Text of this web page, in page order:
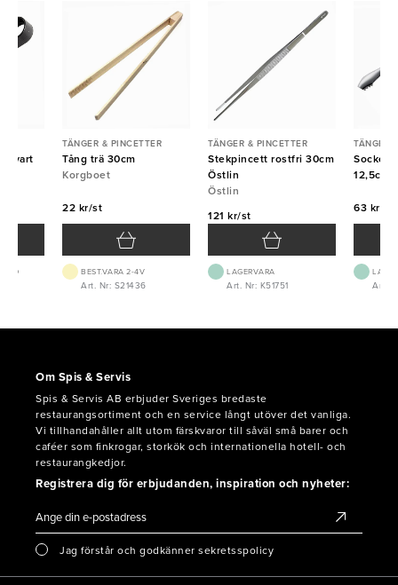
svart
1-2D
TÄNGER & PINCETTER
Tång trä 30cm
Korgboet
22 kr/st
BEST.VARA 2-4V
Art. Nr: S21436
TÄNGER & PINCETTER
Stekpincett rostfri 30cm
Östlin
Östlin
121 kr/st
LAGERVARA
Art. Nr: K51751
TÄNGER
12,5cm
63 kr/st
Art.
Om Spis & Servis
Spis & Servis AB erbjuder Sveriges bredaste
restaurangsortiment och en service långt utöver det vanliga.
Vi tillhandahåller allt utom färskvaror till såväl små barer och
caféer som finkrogar, storkök och internationella hotell- och
restaurangkedjor.
Registrera dig för erbjudanden, inspiration och nyheter:
Jag förstår och godkänner sekretsspolicy